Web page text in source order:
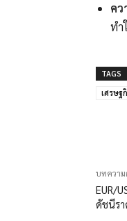
คว
ทำ
TAGS
เศรษฐ
บทควา
EUR/
ดัชนีรา